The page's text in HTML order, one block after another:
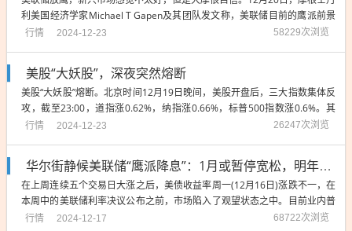
利美国经济学家Michael T Gapen及其团队发文称，美联储目前的鹰派前景
与其预测基本一致——特朗普的贸易和移民政策可能使通胀保持坚挺，并推
行情 2024-12-23 58229次浏览
美股“大妖股”，深夜突然熔断
美股“大妖股”熔断。北京时间12月19日晚间，美股开盘后，三大指数集体反
攻，截至23:00，道指涨0.62%，纳指涨0.66%，标普500指数涨0.6%。其
中，“大妖股”Nukkleus盘初一度大涨超42%，随后股价巨震，并多次触及熔
行情 2024-12-23 26247次浏览
华尔街静候美联储“鹰派降息”：1月或暂停宽松，明年最多降三次？
在上周连续五个交易日大涨之后，美债收益率周一(12月16日)涨跌不一，在
本周中的美联储利率决议公布之前，市场陷入了观望状态之中。目前业内普
遍预计美联储本周将上演一场“鹰派降息”的好戏：在12月降息25个基点的同
行情 2024-12-17 68722次浏览